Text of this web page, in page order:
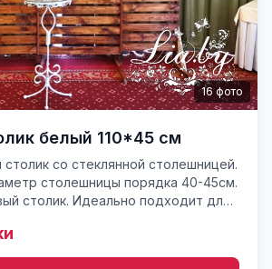
16 фото
белый 110*45 см
со стеклянной столешницей.
столешницы порядка 40-45см.
столик. Идеально подходит для